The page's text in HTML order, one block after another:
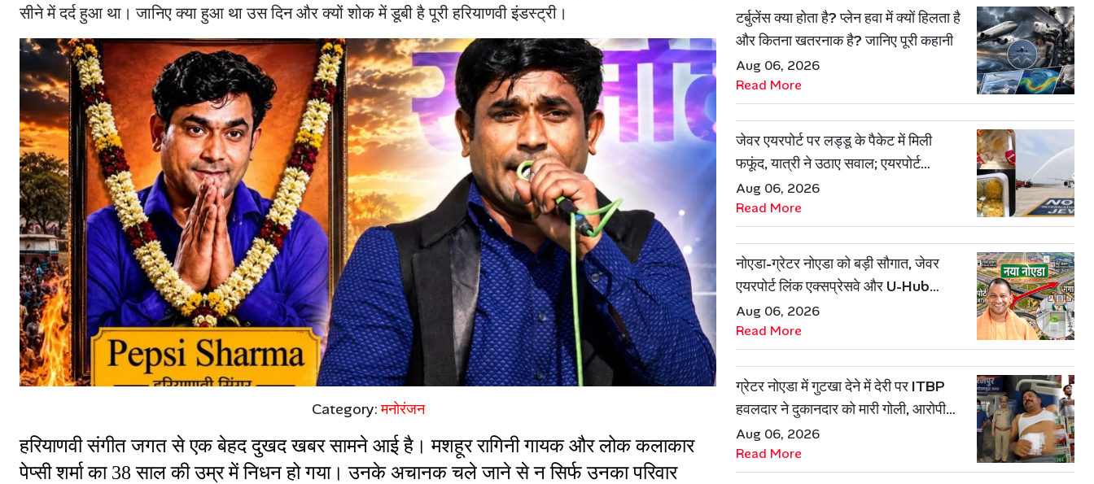
सीने में दर्द हुआ था। जानिए क्या हुआ था उस दिन और क्यों शोक में डूबी है पूरी हरियाणवी इंडस्ट्री।
Category:मनोरंजन
हरियाणवी संगीत जगत से एक बेहद दुखद खबर सामने आई है। मशहूर रागिनी गायक और लोक कलाकार
पेप्सी शर्मा का 38 साल की उम्र में निधन हो गया। उनके अचानक चले जाने से न सिर्फ उनका परिवार
टर्बुलेंस क्या होता है? प्लेन हवा में क्यों हिलता है
और कितना खतरनाक है? जानिए पूरी कहानी
Aug 06, 2026
Read More
जेवर एयरपोर्ट पर लड्डू के पैकेट में मिली
फफूंद, यात्री ने उठाए सवाल; एयरपोर्ट
प्रबंधन ने दिया जवाब
Aug 06, 2026
Read More
नोएडा-ग्रेटर नोएडा को बड़ी सौगात, जेवर
एयरपोर्ट लिंक एक्सप्रेसवे और U-Hub
प्रोजेक्ट को मिली मंजूरी
Aug 06, 2026
Read More
ग्रेटर नोएडा में गुटखा देने में देरी पर ITBP
हवलदार ने दुकानदार को मारी गोली, आरोपी
गिरफ्तार
Aug 06, 2026
Read More